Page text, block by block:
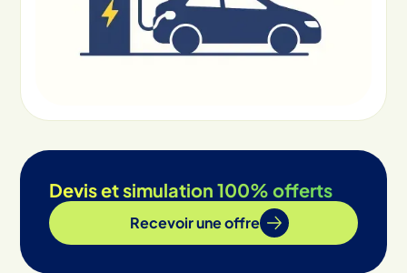
Devis et simulation 100% offerts
Recevoir une offre